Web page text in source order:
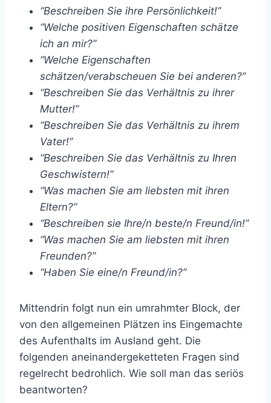
“Beschreiben Sie ihre Persönlichkeit!”
“Welche positiven Eigenschaften schätze
ich an mir?”
“Welche Eigenschaften
schätzen/verabscheuen Sie bei anderen?”
“Beschreiben Sie das Verhältnis zu ihrer
Mutter!”
“Beschreiben Sie das Verhältnis zu ihrem
Vater!”
“Beschreiben Sie das Verhältnis zu Ihren
Geschwistern!”
“Was machen Sie am liebsten mit ihren
Eltern?”
“Beschreiben sie Ihre/n beste/n Freund/in!”
“Was machen Sie am liebsten mit ihren
Freunden?”
“Haben Sie eine/n Freund/in?”
Mittendrin folgt nun ein umrahmter Block, der
von den allgemeinen Plätzen ins Eingemachte
des Aufenthalts im Ausland geht. Die
folgenden aneinandergeketteten Fragen sind
regelrecht bedrohlich. Wie soll man das seriös
beantworten?